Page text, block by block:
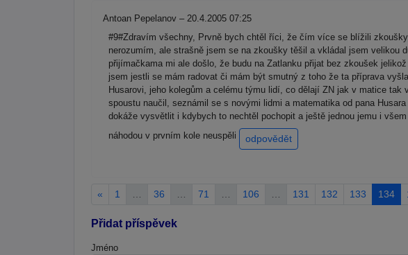
Antoan Pepelanov – 20.4.2005 07:25
#9#Zdravím všechny, Prvně bych chtěl říci, že čím více se blížili
nerozumím, ale strašně jsem se na zkoušky těšil a vkládal jsem velikou
přijímačkama mi ale došlo, že budu na Zatlanku přijat bez zkoušek
jsem jestli se mám radovat či mám být smutný z toho že ta příprava
Husarovi, jeho kolegům a celému týmu lidí, co dělají ZN jak v matice
spoustu naučil, seznámil se s novými lidmi a matematika od pana
dokáže vysvětlit i kdybych to nechtěl pochopit a ještě jednou jemu i
náhodou v prvním kole neuspěli
odpovědět
« 1 36 71 106 131 132 133 134
Přidat příspěvek
Jméno